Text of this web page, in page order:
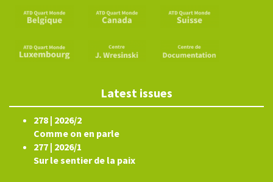
Latest issues
278 | 2026/2
Comme on en parle
277 | 2026/1
Sur le sentier de la paix